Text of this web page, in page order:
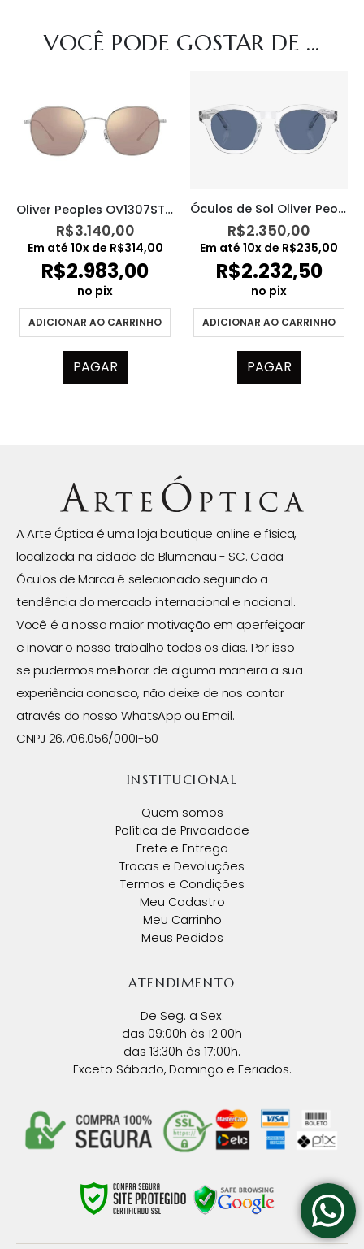
VOCÊ PODE GOSTAR DE ...
Oliver Peoples OV1307ST 5036/5D
R$3.140,00
Em até 10x de R$314,00
R$2.983,00
no pix
ADICIONAR AO CARRINHO
PAGAR
Óculos de Sol Oliver Peoples OV5382SU 110180
R$2.350,00
Em até 10x de R$235,00
R$2.232,50
no pix
ADICIONAR AO CARRINHO
PAGAR
A Arte Óptica é uma loja boutique online e física,
localizada na cidade de Blumenau - SC. Cada
Óculos de Marca é selecionado seguindo a
tendência do mercado internacional e nacional.
Você é a nossa maior motivação em aperfeiçoar
e inovar o nosso trabalho todos os dias. Por isso
se pudermos melhorar de alguma maneira a sua
experiência conosco, não deixe de nos contar
através do nosso WhatsApp ou Email.
CNPJ 26.706.056/0001-50
INSTITUCIONAL
Quem somos
Política de Privacidade
Frete e Entrega
Trocas e Devoluções
Termos e Condições
Meu Cadastro
Meu Carrinho
Meus Pedidos
ATENDIMENTO
De Seg. a Sex.
das 09:00h às 12:00h
das 13:30h às 17:00h.
Exceto Sábado, Domingo e Feriados.